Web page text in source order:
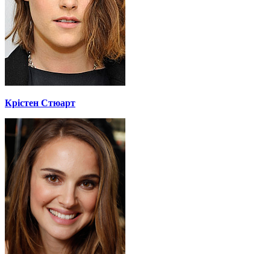
Крістен Стюарт